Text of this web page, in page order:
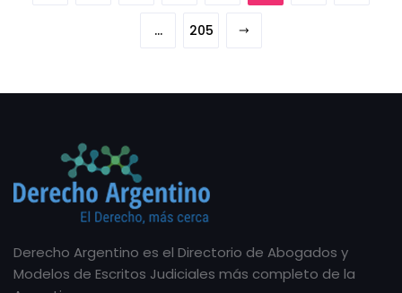
… 205
Derecho Argentino es el Directorio de Abogados y
Modelos de Escritos Judiciales más completo de la